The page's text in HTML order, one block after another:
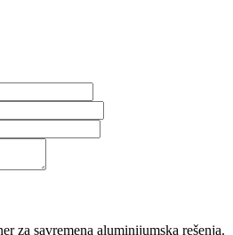
za savremena aluminijumska rešenja.